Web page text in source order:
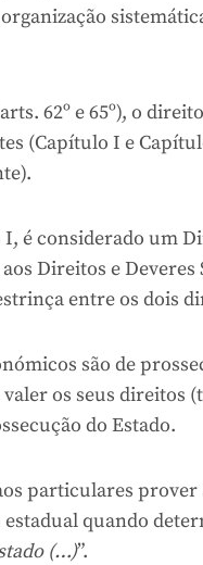
62º e 65º), o
(Capítulo I e
é considerado um
Direitos e
entre os dois
são de
os seus direitos
do Estado.
particulares prover
quando
(…)”.